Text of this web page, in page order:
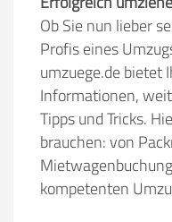
Ob Sie nun lieber
Profis eines
umzuege.de bietet
Informationen,
Tipps und Tricks.
brauchen: von
kompetenten